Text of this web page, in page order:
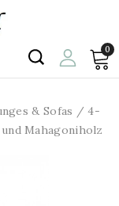
0
& Sofas
4-
Mahagoniholz